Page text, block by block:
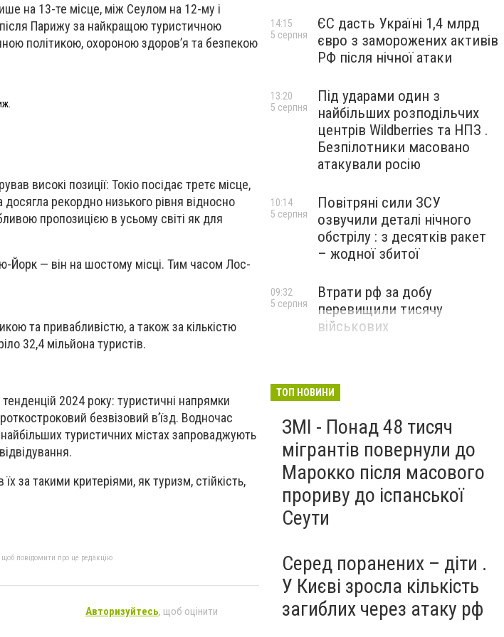
на 13-те місце, між Сеулом на 12-му і
Парижу за найкращою туристичною
політикою, охороною здоровʼя та безпекою
високі позиції: Токіо посідає третє місце,
рекордно низького рівня відносно
пропозицією в усьому світі як для
— він на шостому місці. Тим часом Лос-
та привабливістю, а також за кількістю
32,4 мільйона туристів.
2024 року: туристичні напрямки
безвізовий в’їзд. Водночас
туристичних містах запроваджують
за такими критеріями, як туризм, стійкість,
повідомити про це редакцію
Авторизуйтесь, щоб оцінити
ЄС дасть Україні 1,4 млрд
євро з заморожених активів
РФ після нічної атаки
14:15
5 серпня
Під ударами один з
найбільших розподільчих
центрів Wildberries та НПЗ .
Безпілотники масовано
атакували росію
13:20
5 серпня
Повітряні сили ЗСУ
озвучили деталі нічного
обстрілу : з десятків ракет
– жодної збитої
10:14
5 серпня
Втрати рф за добу
перевищили тисячу
військових
09:32
5 серпня
ТОП НОВИНИ
ЗМІ - Понад 48 тисяч
мігрантів повернули до
Марокко після масового
прориву до іспанської
Сеути
Серед поранених – діти .
У Києві зросла кількість
загиблих через атаку рф